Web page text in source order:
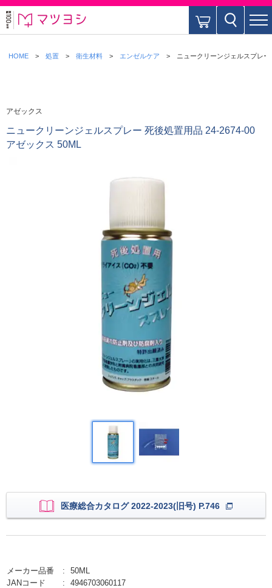
HOME 処置 衛生材料 エンゼルケア ニュークリーンジェルスプレ
アゼックス
ニュークリーンジェルスプレー 死後処置用品 24-2674-00
アゼックス 50ML
医療総合カタログ 2022-2023(旧号) P.746
メーカー品番
50ML
JANコード
4946703060117